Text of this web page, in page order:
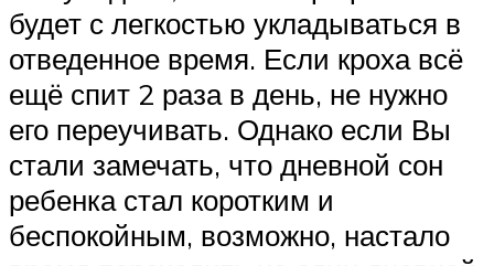
будет с легкостью укладываться в
отведенное время. Если кроха всё
ещё спит 2 раза в день, не нужно
его переучивать. Однако если Вы
стали замечать, что дневной сон
ребенка стал коротким и
беспокойным, возможно, настало